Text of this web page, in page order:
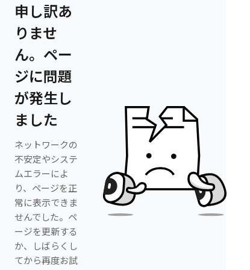
申し訳あ
りませ
ん。ペー
ジに問題
が発生し
ました
ネットワークの
不安定やシステ
ムエラーによ
り、ページを正
常に表示できま
せんでした。ペ
ージを更新する
か、しばらくし
てから再度お試